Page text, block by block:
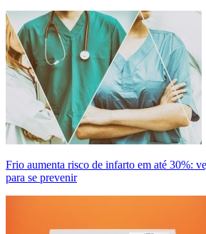
Frio aumenta risco de infarto em até 30%:
para se prevenir